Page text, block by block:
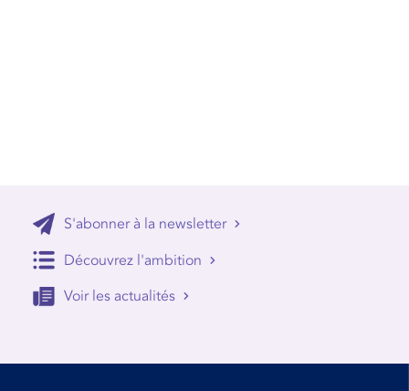
S'abonner à la newsletter
Découvrez l'ambition
Voir les actualités